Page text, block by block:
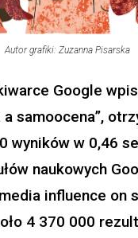
Autor grafiki: Zuzanna Pisarska
Google
samoocena”,
wyników w 0,46
naukowych
influence on
4 370 000